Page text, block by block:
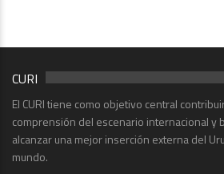
CURI
El CURI tiene como objetivo central
comprensión del escenario internacional y
alcanzar una mejor inserción externa del
mundo.